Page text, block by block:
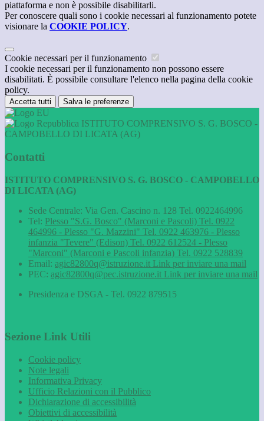
piattaforma e non è possibile disabilitarli.
Per conoscere quali sono i cookie necessari al funzionamento potete
visionare la COOKIE POLICY.
Cookie necessari per il funzionamento
I cookie necessari per il funzionamento non possono essere
disabilitati. È possibile consultare l'elenco nella pagina della cookie
policy.
Accetta tutti Salva le preferenze
ISTITUTO COMPRENSIVO S. G. BOSCO -
CAMPOBELLO DI LICATA (AG)
Contatti
ISTITUTO COMPRENSIVO S. G. BOSCO - CAMPOBELLO
DI LICATA (AG)
Sede Centrale: Via Gen. Cascino n. 128 Tel. 0922464996
Tel: Plesso "S.G. Bosco" (Marconi e Pascoli) Tel. 0922
464996 - Plesso "G. Mazzini" Tel. 0922 463976 - Plesso
infanzia "Tevere" (Edison) Tel. 0922 612524 - Plesso
"Marconi" (Marconi e Pascoli infanzia) Tel. 0922 528839
Email: agic82800q@istruzione.it Link per inviare una mail
PEC: agic82800q@pec.istruzione.it Link per inviare una mail
Presidenza e DSGA - Tel. 0922 879515
Sezione Link Utili
Cookie policy
Note legali
Informativa Privacy
Ufficio Relazioni con il Pubblico
Dichiarazione di accessibilità
Obiettivi di accessibilità